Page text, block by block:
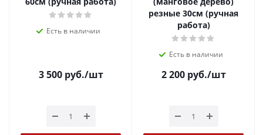
Есть в наличии
3 500руб./шт
резные 30см (ручная
работа)
Есть в наличии
2 200руб./шт